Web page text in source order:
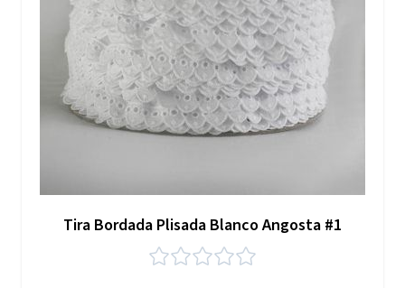
Tira Bordada Plisada Blanco Angosta #1